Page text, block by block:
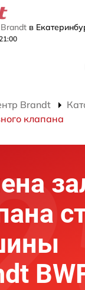
в
Brandt
клапана